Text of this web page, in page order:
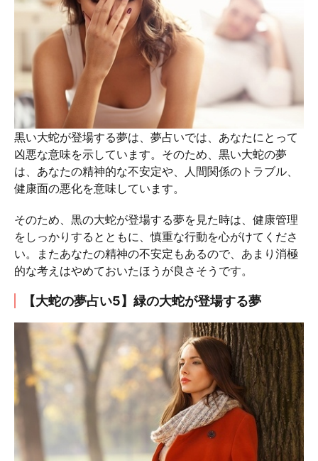
黒い大蛇が登場する夢は、夢占いでは、あなたにとって
凶悪な意味を示しています。そのため、黒い大蛇の夢
は、あなたの精神的な不安定や、人間関係のトラブル、
健康面の悪化を意味しています。
そのため、黒の大蛇が登場する夢を見た時は、健康管理
をしっかりするとともに、慎重な行動を心がけてくださ
い。またあなたの精神の不安定もあるので、あまり消極
的な考えはやめておいたほうが良さそうです。
【大蛇の夢占い5】緑の大蛇が登場する夢